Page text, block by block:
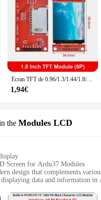
Écran TFT de 0.96/1.3/1.44/1.8/2.0/2.4/2.8/3.2/3.5 pouces, technologie LCD ILI9341, pilote petéventuelles I pour Ardu37
1,94€
the Modules LCD
Screen for Ardu37 Modules
design that complements
data and information in
necessary cables and